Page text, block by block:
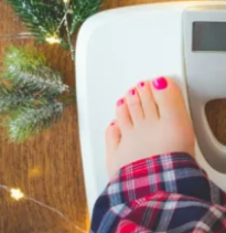
Fin de año,
Coaching Nutricional Principal